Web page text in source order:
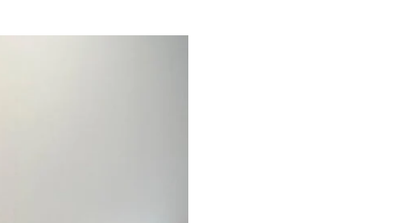
коштів, виділених
Франківської